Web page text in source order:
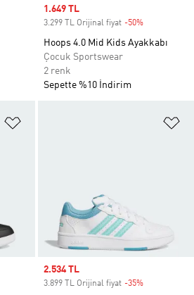
Sale price
1.649 TL
3.299 TL Orijinal fiyat -50%
Hoops 4.0 Mid Kids Ayakkabı
Çocuk Sportswear
2 renk
Sepette %10 İndirim
Sale price
2.534 TL
3.899 TL Orijinal fiyat -35%